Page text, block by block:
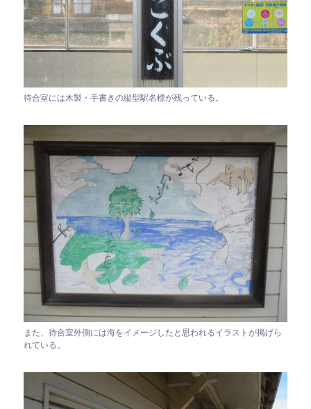
待合室には木製・手書きの縦型駅名標が残っている。
また、待合室外側には海をイメージしたと思われるイラストが掲げら
れている。